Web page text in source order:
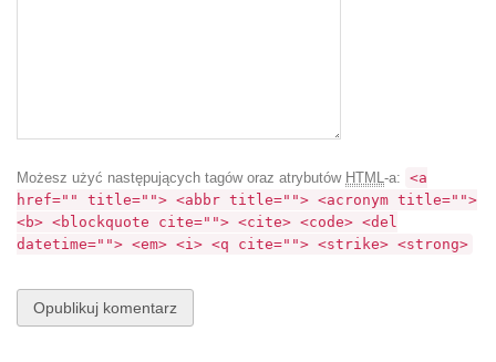
Możesz użyć następujących tagów oraz atrybutów HTML-a: <a
href="" title=""> <abbr title=""> <acronym title="">
<b> <blockquote cite=""> <cite> <code> <del
datetime=""> <em> <i> <q cite=""> <strike> <strong>